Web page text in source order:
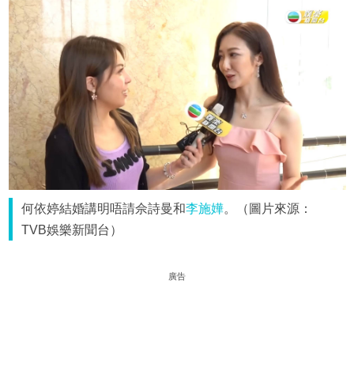
何依婷結婚講明唔請佘詩曼和李施嬅。（圖片來源：
TVB娛樂新聞台）
廣告